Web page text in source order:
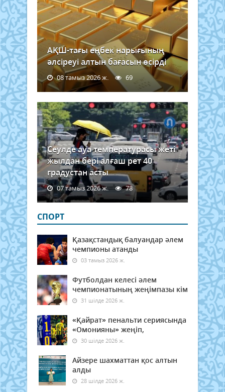
АҚШ-тағы еңбек нарығының
әлсіреуі алтын бағасын өсірді
08 тамыз 2026 ж. 69
Сеулде ауа температурасы жеті
жылдан бері алғаш рет 40
градустан асты
07 тамыз 2026 ж. 78
СПОРТ
Қазақстандық балуандар әлем
чемпионы атанды
03 тамыз 2026 ж.
Футболдан келесі әлем
чемпионатының жеңімпазы кім
31 шілде 2026 ж.
«Қайрат» пенальти сериясында
«Омонияны» жеңіп,
30 шілде 2026 ж.
Айзере шахматтан қос алтын
алды
28 шілде 2026 ж.